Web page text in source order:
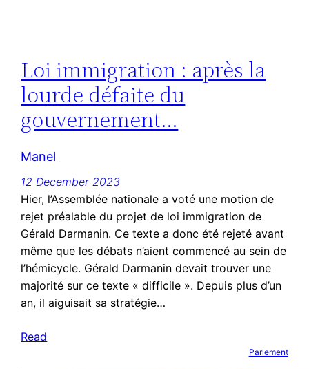
Loi immigration : après la
lourde défaite du
gouvernement…
Manel
12 December 2023
Hier, l’Assemblée nationale a voté une motion de
rejet préalable du projet de loi immigration de
Gérald Darmanin. Ce texte a donc été rejeté avant
même que les débats n’aient commencé au sein de
l’hémicycle. Gérald Darmanin devait trouver une
majorité sur ce texte « difficile ». Depuis plus d’un
an, il aiguisait sa stratégie…
Read
Parlement